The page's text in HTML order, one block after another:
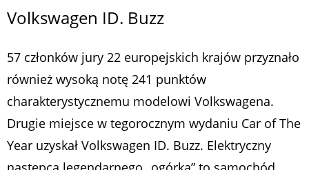
Volkswagen ID. Buzz
57 członków jury 22 europejskich krajów przyznało
również wysoką notę 241 punktów
charakterystycznemu modelowi Volkswagena.
Drugie miejsce w tegorocznym wydaniu Car of The
Year uzyskał Volkswagen ID. Buzz. Elektryczny